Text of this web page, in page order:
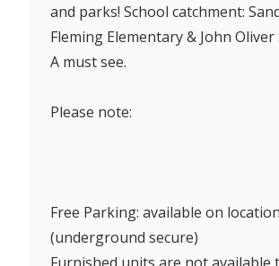
and parks! School catchment:
Fleming Elementary & John Oliver
A must see.
Please note:
Free Parking: available on location
(underground secure)